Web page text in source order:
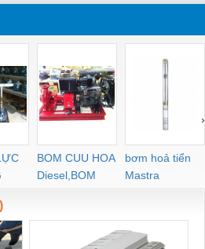
BOM CUU HOA
Diesel,BOM
CHUA CHAY
bơm hoả tiển
Mastra
›